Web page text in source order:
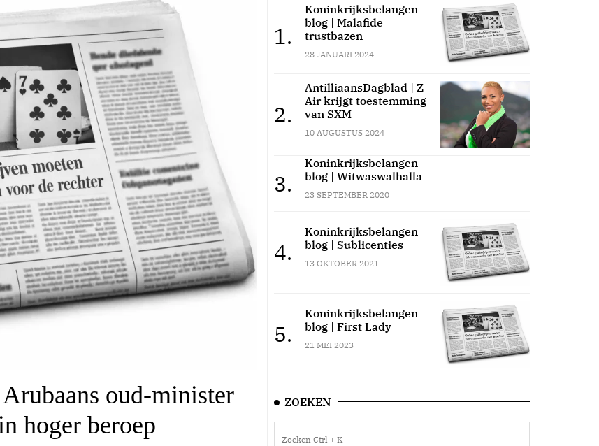
oud-minister
hoger beroep
1.
Koninkrijksbelangen
blog | Malafide
trustbazen
28 JANUARI 2024
2.
AntilliaansDagblad | Z
Air krijgt toestemming
van SXM
10 AUGUSTUS 2024
3.
Koninkrijksbelangen
blog | Witwaswalhalla
23 SEPTEMBER 2020
4.
Koninkrijksbelangen
blog | Sublicenties
13 OKTOBER 2021
5.
Koninkrijksbelangen
blog | First Lady
21 MEI 2023
ZOEKEN